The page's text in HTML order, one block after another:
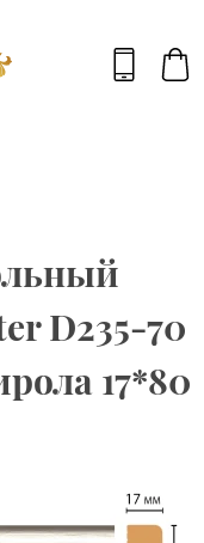
D235-70
17*80